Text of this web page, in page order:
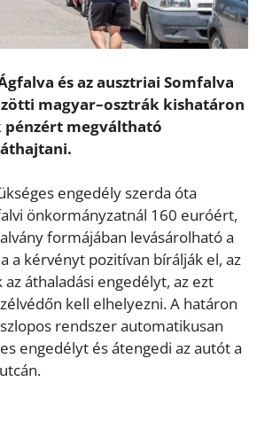
és az ausztriai Somfalva
magyar–osztrák kishatáron
megváltható
engedély szerda óta
önkormányzatnál 160 euróért,
formájában levásárolható a
a kérvényt pozitívan bírálják el, az
áthaladási engedélyt, az ezt
kell elhelyezni. A határon
rendszer automatikusan
engedélyt és átengedi az autót a